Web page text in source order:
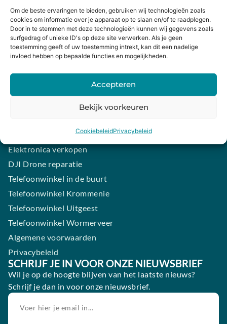
Om de beste ervaringen te bieden, gebruiken wij technologieën zoals
cookies om informatie over je apparaat op te slaan en/of te raadplegen.
Door in te stemmen met deze technologieën kunnen wij gegevens zoals
surfgedrag of unieke ID's op deze site verwerken. Als je geen
toestemming geeft of uw toestemming intrekt, kan dit een nadelige
invloed hebben op bepaalde functies en mogelijkheden.
Accepteren
Bekijk voorkeuren
CookiebeleidPrivacybeleid
Bestellingen
Mijn winkelwagen
HANDIGE LINKS
Levering en retourneren
Garantie
Contact
Samsung smartphone laten maken
Elektronica verkopen
DJI Drone reparatie
Telefoonwinkel in de buurt
Telefoonwinkel Krommenie
Telefoonwinkel Uitgeest
Telefoonwinkel Wormerveer
Algemene voorwaarden
Privacybeleid
SCHRIJF JE IN VOOR ONZE NIEUWSBRIEF
Wil je op de hoogte blijven van het laatste nieuws?
Schrijf je dan in voor onze nieuwsbrief.